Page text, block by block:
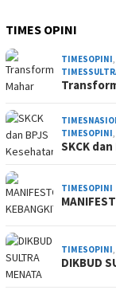
TIMES OPINI
TIMESOPINI,
TIMESOPINI,
SKCK
TIMESOPINI
TIMESOPINI,
DIKBUD